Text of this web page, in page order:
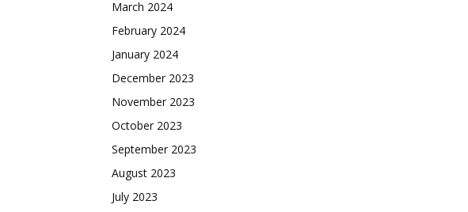
March 2024
February 2024
January 2024
December 2023
November 2023
October 2023
September 2023
August 2023
July 2023